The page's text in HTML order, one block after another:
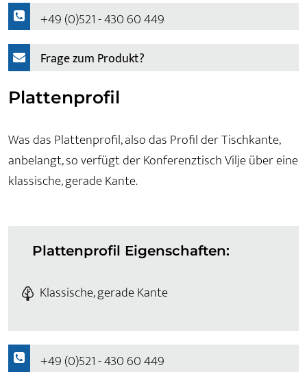
+49 (0)521 - 430 60 449
Frage zum Produkt?
Plattenprofil
Was das Plattenprofil, also das Profil der Tischkante,
anbelangt, so verfügt der Konferenztisch Vilje über eine
klassische, gerade Kante.
Plattenprofil Eigenschaften:
Klassische, gerade Kante
+49 (0)521 - 430 60 449